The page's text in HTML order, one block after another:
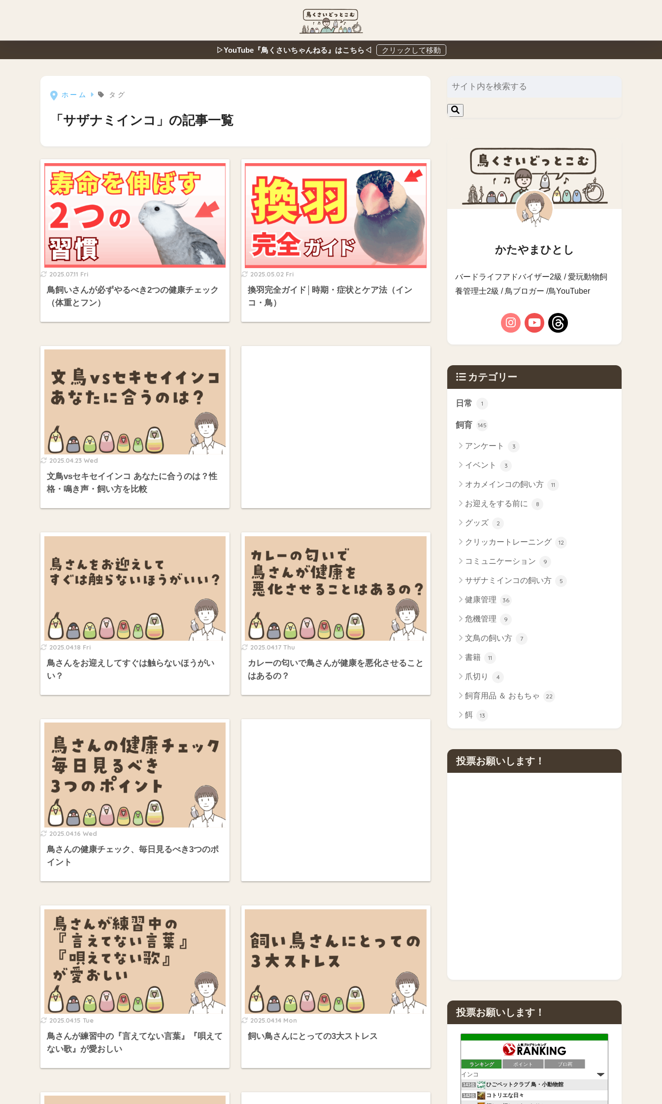
▷YouTube『鳥くさいちゃんねる』はこちら◁
ホーム タグ
「サザナミインコ」の記事一覧
2025.07.11 Fri
鳥飼いさんが必ずやるべき2つの健康チェック
（体重とフン）
2025.05.02 Fri
換羽完全ガイド│時期・症状とケア法（イン
コ・鳥）
2025.04.23 Wed
文鳥vsセキセイインコ あなたに合うのは？性
格・鳴き声・飼い方を比較
2025.04.18 Fri
鳥さんをお迎えしてすぐは触らないほうがい
い？
2025.04.17 Thu
カレーの匂いで鳥さんが健康を悪化させること
はあるの？
2025.04.16 Wed
鳥さんの健康チェック、毎日見るべき3つのポ
イント
2025.04.15 Tue
鳥さんが練習中の『言えてない言葉』『唄えて
ない歌』が愛おしい
2025.04.14 Mon
飼い鳥さんにとっての3大ストレス
かたやまひとし
バードライフアドバイザー2級 / 愛玩動物飼
養管理士2級 / 鳥ブロガー /鳥YouTuber
カテゴリー
日常 1
飼育 145
アンケート 3
イベント 3
オカメインコの飼い方 11
お迎えをする前に 8
グッズ 2
クリッカートレーニング 12
コミュニケーション 9
サザナミインコの飼い方 5
健康管理 36
危機管理 9
文鳥の飼い方 7
書籍 11
爪切り 4
飼育用品 ＆ おもちゃ 22
餌 13
投票お願いします！
投票お願いします！
ランキング ポイント ブロ画
141位 ひごペットクラブ 鳥・小動物館
142位 コトリエな日々